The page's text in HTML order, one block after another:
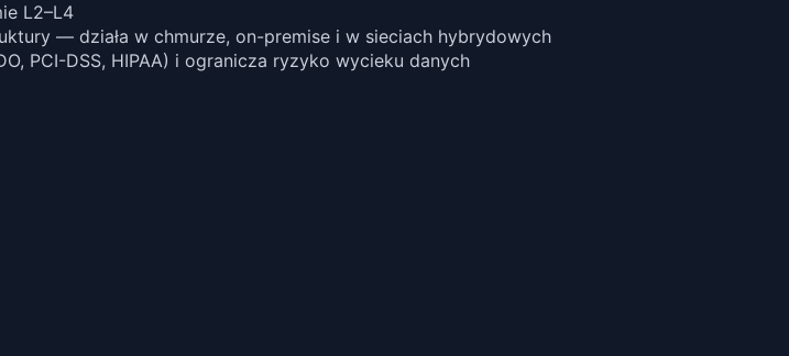
L2–L4
— działa w chmurze, on-premise i w sieciach hybrydowych
PCI-DSS, HIPAA) i ogranicza ryzyko wycieku danych